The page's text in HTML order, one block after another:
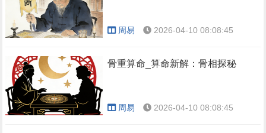
周易 2026-04-10 08:08:45
骨重算命_算命新解：骨相探秘
周易 2026-04-10 08:08:45